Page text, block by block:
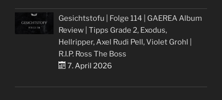
Gesichtstofu | Folge 114 | GAEREA Album
Review | Tipps Grade 2, Exodus,
Hellripper, Axel Rudi Pell, Violet Grohl |
R.I.P. Ross The Boss
7. April 2026